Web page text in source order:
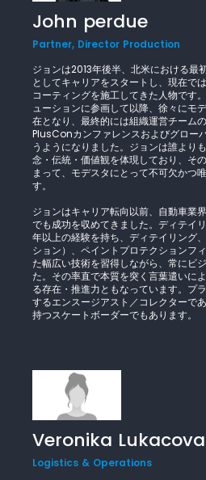
John perdue
Partner, Director Production
ジョンは2013年後半、北米における最
としてキャリアをスタートし、現在で
コーティングを施工してきた人物です
ューションに参画して以降、徐々にモ
在となり、最終的には組織運営チーム
PlusConカンファレンスおよびグロー
うようになりました。ジョンは誰より
念・伝統・価値観を体現しており、そ
まって、モデスタにとって不可欠かつ
す。
ジョンはキャリア転向以前、自動車業
でも成功を収めてきました。ディテイ
年以上の経験を持ち、ディテイリング
ション）、ペイントプロテクションフ
た幅広い技術を習得しながら、常にビ
た。その率直で本質を突く言葉遣いに
る存在・推進力ともなっています。プ
するエンスージアスト／コレクターで
持つスケートボーダーでもあります。
Veronika Lukacova
Logistics & Operations